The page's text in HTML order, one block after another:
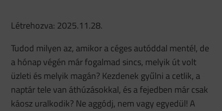
Létrehozva: 2025.11.28.
Tudod milyen az, amikor a céges autóddal mentél, de
a hónap végén már fogalmad sincs, melyik út volt
üzleti és melyik magán? Kezdenek gyűlni a cetlik, a
naptár tele van áthúzásokkal, és a fejedben már csak
káosz uralkodik? Ne aggódj, nem vagy egyedül! A